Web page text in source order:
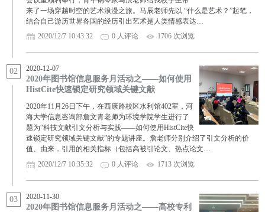
来了一场穿越时空的艺术浪漫之旅。马辰老师先以 “什么是艺术？”起笔，
结合自己游历世界各国的经历引出艺术是人类情感表达…
2020/12/7 10:43:32
0 人评论 1706 次浏览
02 2020-12-07
2020年图书馆信息服务月活动之——如何使用
HistCite快速锁定研究领域关键文献
2020年11月26日下午，在西康路校区水利馆402室，河
海大学信息咨询部詹文青老师为环境学院学生进行了
题为“科技文献引文分析与实践——如何使用HistCite快
速锁定研究领域关键文献”的专题讲座。詹老师分别介绍了引文分析的价
值、由来，引用的相关指标（包括高被引论文、热点论文…
2020/12/7 10:35:32
0 人评论 1713 次浏览
03 2020-11-30
2020年图书馆信息服务月活动之——高校专利